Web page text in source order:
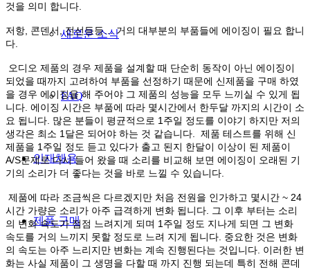
새로운 소식
FAQ
인재채용
제품 구매
것을 의미 합니다.
저항, 콘덴서, 전선등등… 거의 대부분의 부품들에 에이징이 필요 합니
다.
오디오 제품의 경우 제품을 설계할 때 단순히 동작이 아닌 에이징이
되었을 때까지 고려하여 부품을 선정하기 때문에 신제품을 구매 하였
을 경우 에이징을 해 주어야 그 제품의 성능을 모두 느끼실 수 있게 됩
니다. 에이징 시간은 부품에 따라 몇시간에서 한두달 까지의 시간이 소
요 됩니다. 많은 분들이 평균적으로 1주일 정도를 이야기 하지만 저의
생각은 최소 1달은 되어야 하는 것 같습니다. 제품 테스트를 위해 신
제품을 1주일 정도 듣고 있다가 출고 된지 한달이 이상이 된 제품이
A/S문제로 다시 들어 왔을 때 소리를 비교해 보면 에이징이 오래된 기
기의 소리가 더 좋다는 것을 바로 느낄 수 있습니다.
제품에 따라 조금씩은 다르겠지만 처음 전원을 인가하고 몇시간 ~ 24
시간 가량은 소리가 아주 급격하게 변화 됩니다. 그 이후 부터는 소리
의 변화 속도가 점점 느려지게 되며 1주일 정도 지나게 되면 그 변화
속도를 거의 느끼지 못할 정도로 느려 지게 됩니다. 중요한 것은 변화
의 속도는 아주 느리지만 변화는 계속 진행된다는 것입니다. 이러한 변
화는 사실 제품이 그 생명을 다할 때 까지 진행 되는데 특히 전해 콘데